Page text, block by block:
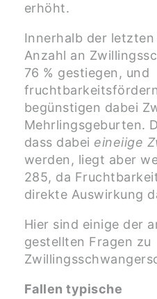
erhöht.
Innerhalb der
Anzahl an
76 % gestiegen, und
begünstigen dabei
Mehrlingsgeburten.
dass dabei eineiige
werden, liegt aber
285, da
direkte Auswirkung
Hier sind einige der
gestellten Fragen zu
Fallen typische